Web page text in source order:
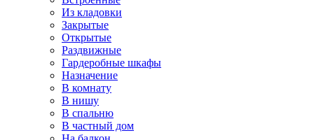
Из кладовки
Закрытые
Открытые
Раздвижные
Гардеробные шкафы
Назначение
В комнату
В нишу
В спальню
В частный дом